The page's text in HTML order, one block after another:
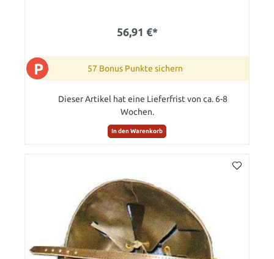
56,91 €*
P 57 Bonus Punkte sichern
Dieser Artikel hat eine Lieferfrist von ca. 6-8
Wochen.
In den Warenkorb